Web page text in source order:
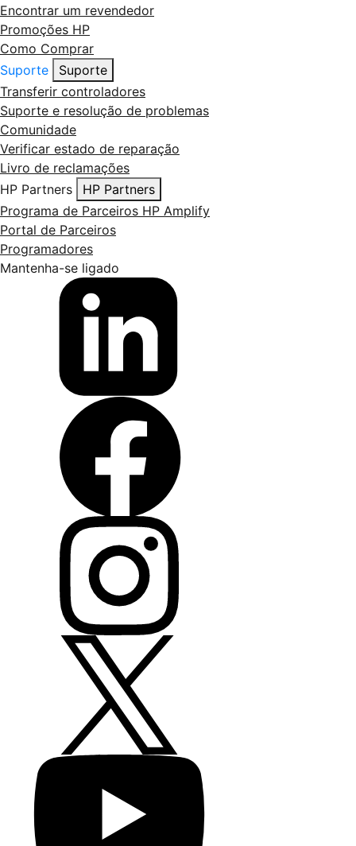
Encontrar um revendedor
Promoções HP
Como Comprar
Suporte
Suporte
Transferir controladores
Suporte e resolução de problemas
Comunidade
Verificar estado de reparação
Livro de reclamações
HP Partners
HP Partners
Programa de Parceiros HP Amplify
Portal de Parceiros
Programadores
Mantenha-se ligado